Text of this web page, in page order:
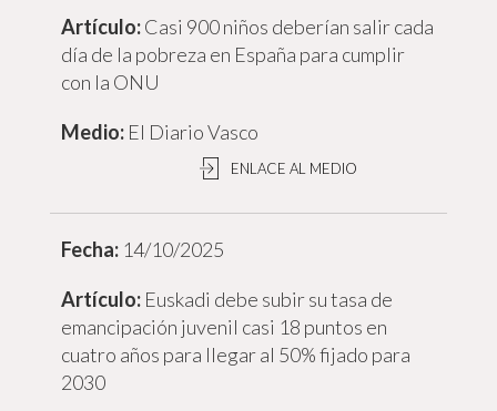
Casi 900 niños deberían salir cada
día de la pobreza en España para cumplir
con la ONU
El Diario Vasco
ENLACE AL MEDIO
14/10/2025
Euskadi debe subir su tasa de
emancipación juvenil casi 18 puntos en
cuatro años para llegar al 50% fijado para
2030